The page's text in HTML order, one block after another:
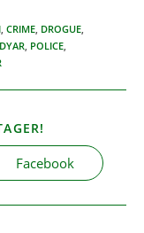
, CRIME, DROGUE,
, POLICE,
CONTENU
Ouvrir
dans
autre
Facebook